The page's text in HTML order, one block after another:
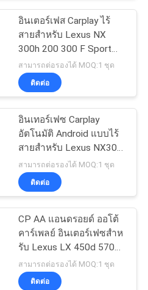
อร์เฟซ
130
ซมัลติ
สสัน
52
อินเตอร์เฟส Carplay ไร้
สายสำหรับ Lexus NX
300h 200 300 F Sport
2017-2021
สามารถต่อรองได้ MOQ:1 ชุด
ติดต่อ
อินเทอร์เฟซ Carplay
อัตโนมัติ Android แบบไร้
สายสำหรับ Lexus NX300
NX 300 2017-2021 ทัช
แพดใหม่
สามารถต่อรองได้ MOQ:1 ชุด
ติดต่อ
CP AA แอนดรอยด์ ออโต้
คาร์เพลย์ อินเตอร์เฟซสําห
รับ Lexus LX 450d 570
570s VDJ200 J200
2016-2021
สามารถต่อรองได้ MOQ:1 ชุด
ติดต่อ